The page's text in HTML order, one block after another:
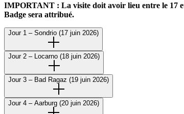
IMPORTANT : La visite doit avoir lieu entre le 17
Badge sera attribué.
Jour 1 – Sondrio (17 juin 2026)
Jour 2 – Locarno (18 juin 2026)
Jour 3 – Bad Ragaz (19 juin 2026)
Jour 4 – Aarburg (20 juin 2026)